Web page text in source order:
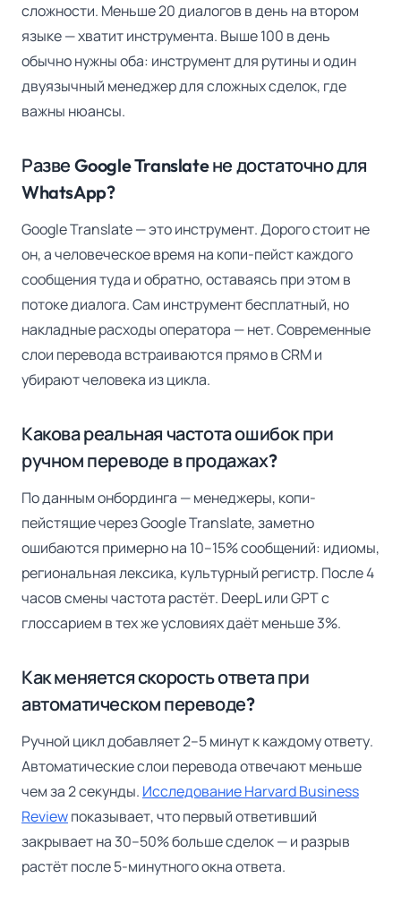
сложности. Меньше 20 диалогов в день на втором
языке — хватит инструмента. Выше 100 в день
обычно нужны оба: инструмент для рутины и один
двуязычный менеджер для сложных сделок, где
важны нюансы.
Разве Google Translate не достаточно для
WhatsApp?
Google Translate — это инструмент. Дорого стоит не
он, а человеческое время на копи-пейст каждого
сообщения туда и обратно, оставаясь при этом в
потоке диалога. Сам инструмент бесплатный, но
накладные расходы оператора — нет. Современные
слои перевода встраиваются прямо в CRM и
убирают человека из цикла.
Какова реальная частота ошибок при
ручном переводе в продажах?
По данным онбординга — менеджеры, копи-
пейстящие через Google Translate, заметно
ошибаются примерно на 10–15% сообщений: идиомы,
региональная лексика, культурный регистр. После 4
часов смены частота растёт. DeepL или GPT с
глоссарием в тех же условиях даёт меньше 3%.
Как меняется скорость ответа при
автоматическом переводе?
Ручной цикл добавляет 2–5 минут к каждому ответу.
Автоматические слои перевода отвечают меньше
чем за 2 секунды. Исследование Harvard Business
Reviewпоказывает, что первый ответивший
закрывает на 30–50% больше сделок — и разрыв
растёт после 5-минутного окна ответа.